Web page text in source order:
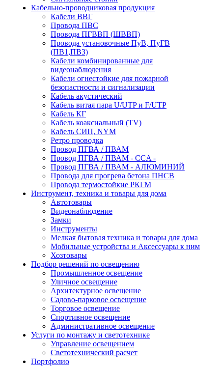
Кабельно-проводниковая продукция
Кабели ВВГ
Провода ПВС
Провода ПГВВП (ШВВП)
Провода установочные ПуВ, ПуГВ
(ПВ1,ПВ3)
Кабели комбинированные для
видеонаблюдения
Кабели огнестойкие для пожарной
безопастности и сигнализации
Кабель акустический
Кабель витая пара U/UTP и F/UTP
Кабель КГ
Кабель коаксиальный (TV)
Кабель СИП, NYM
Ретро проводка
Провод ПГВА / ПВАМ
Провод ПГВА / ПВАМ - CCA -
Провод ПГВА / ПВАМ - АЛЮМИНИЙ
Провода для прогрева бетона ПНСВ
Провода термостойкие РКГМ
Инструмент, техника и товары для дома
Автотовары
Видеонаблюдение
Замки
Инструменты
Мелкая бытовая техника и товары для дома
Мобильные устройства и Аксессуары к ним
Хозтовары
Подбор решений по освещению
Промышленное освещение
Уличное освещение
Архитектурное освещение
Садово-парковое освещение
Торговое освещение
Спортивное освещение
Административное освещение
Услуги по монтажу и светотехнике
Управление освещением
Светотехнический расчет
Портфолио